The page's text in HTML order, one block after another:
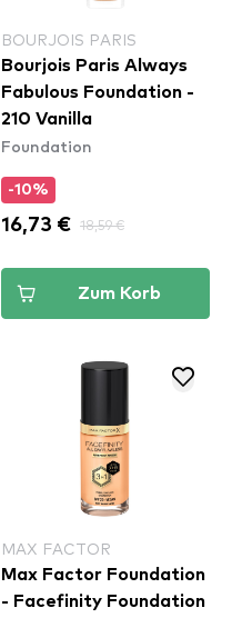
BOURJOIS PARIS
Bourjois Paris Always
Fabulous Foundation -
210 Vanilla
Foundation
-10%
16,73 € 18,59 €
Zum Korb
MAX FACTOR
Max Factor Foundation
- Facefinity Foundation